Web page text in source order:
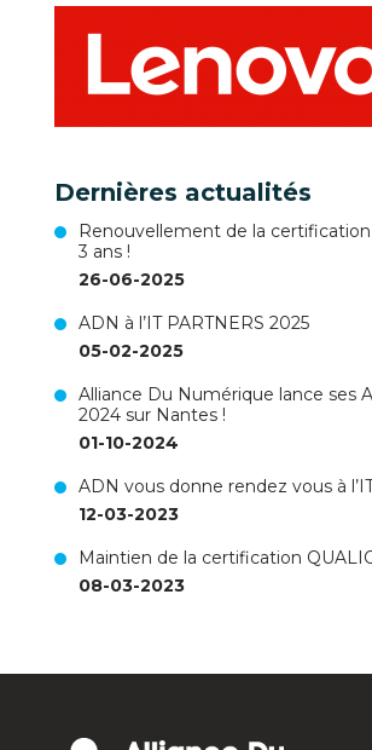
Dernières actualités
Renouvellement de la
3 ans !
26-06-2025
ADN à l’IT PARTNERS 2025
05-02-2025
Alliance Du Numérique lance ses
2024 sur Nantes !
01-10-2024
ADN vous donne rendez vous à
12-03-2023
Maintien de la certification
08-03-2023